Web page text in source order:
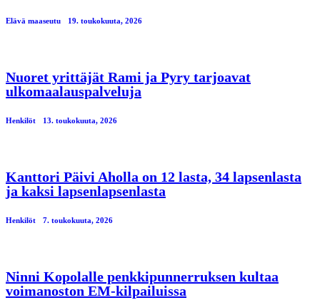
Elävä maaseutu 19. toukokuuta, 2026
Nuoret yrittäjät Rami ja Pyry tarjoavat
ulkomaalauspalveluja
Henkilöt 13. toukokuuta, 2026
Kanttori Päivi Aholla on 12 lasta, 34 lapsenlasta
ja kaksi lapsenlapsenlasta
Henkilöt 7. toukokuuta, 2026
Ninni Kopolalle penkkipunnerruksen kultaa
voimanoston EM-kilpailuissa